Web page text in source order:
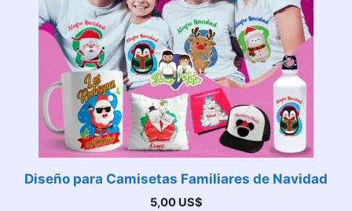
Diseño para Camisetas Familiares de Navidad
5,00 US$